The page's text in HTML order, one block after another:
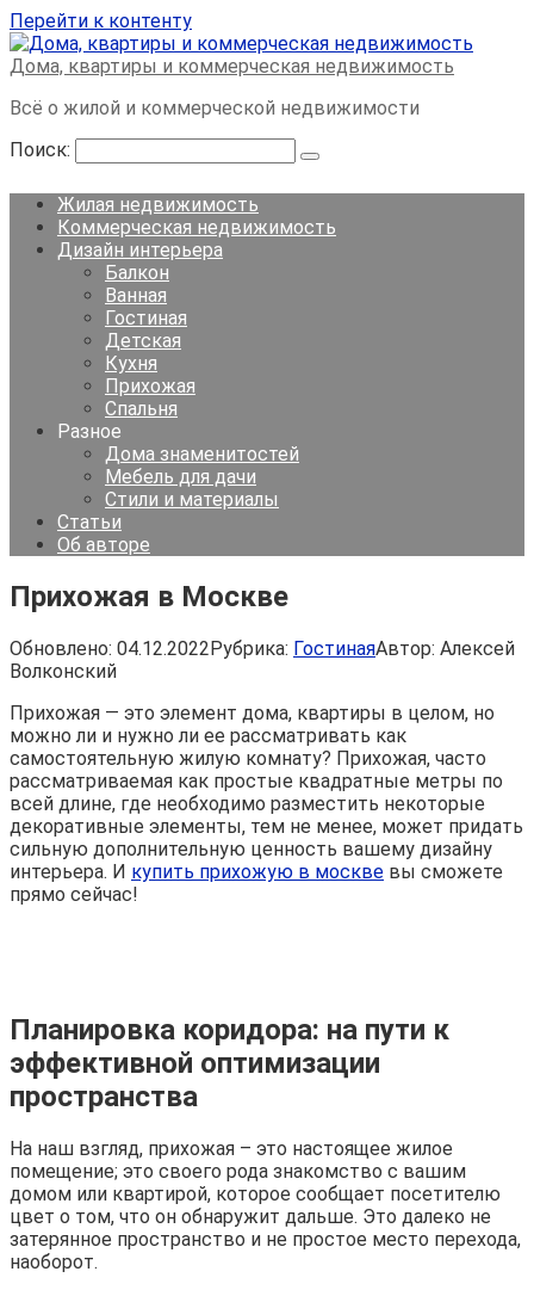
Перейти к контенту
Дома, квартиры и коммерческая недвижимость
Всё о жилой и коммерческой недвижимости
Поиск:
Жилая недвижимость
Коммерческая недвижимость
Дизайн интерьера
Балкон
Ванная
Гостиная
Детская
Кухня
Прихожая
Спальня
Разное
Дома знаменитостей
Мебель для дачи
Стили и материалы
Статьи
Об авторе
Прихожая в Москве
Обновлено: 04.12.2022Рубрика: ГостинаяАвтор: Алексей
Волконский
Прихожая — это элемент дома, квартиры в целом, но
можно ли и нужно ли ее рассматривать как
самостоятельную жилую комнату? Прихожая, часто
рассматриваемая как простые квадратные метры по
всей длине, где необходимо разместить некоторые
декоративные элементы, тем не менее, может придать
сильную дополнительную ценность вашему дизайну
интерьера. И купить прихожую в москве вы сможете
прямо сейчас!
Планировка коридора: на пути к
эффективной оптимизации
пространства
На наш взгляд, прихожая – это настоящее жилое
помещение; это своего рода знакомство с вашим
домом или квартирой, которое сообщает посетителю
цвет о том, что он обнаружит дальше. Это далеко не
затерянное пространство и не простое место перехода,
наоборот.